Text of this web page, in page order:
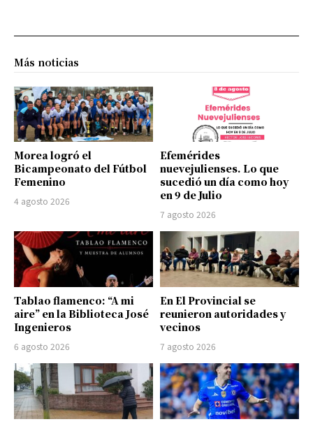
Más noticias
Morea logró el
Bicampeonato del Fútbol
Femenino
4 agosto 2026
Efemérides
nuevejulienses. Lo que
sucedió un día como hoy
en 9 de Julio
7 agosto 2026
Tablao flamenco: “A mi
aire” en la Biblioteca José
Ingenieros
6 agosto 2026
En El Provincial se
reunieron autoridades y
vecinos
7 agosto 2026